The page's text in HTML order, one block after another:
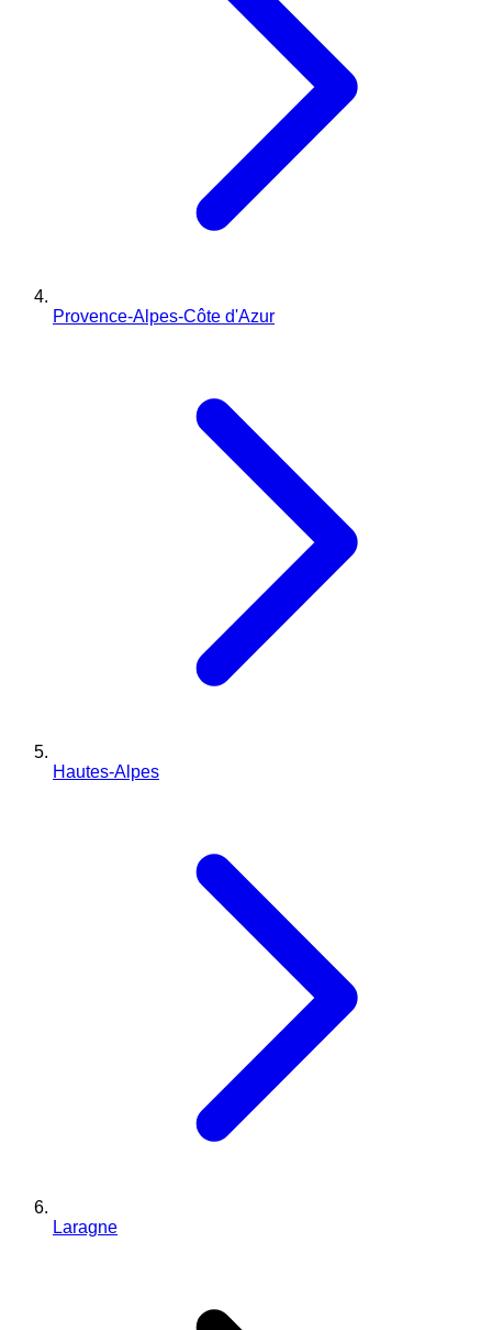
Provence-Alpes-Côte d'Azur
Hautes-Alpes
Laragne